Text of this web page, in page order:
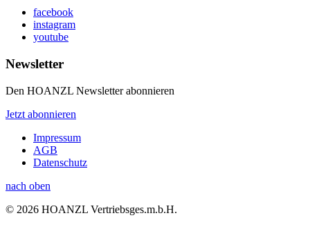
facebook
instagram
youtube
Newsletter
Den HOANZL Newsletter abonnieren
Jetzt abonnieren
Impressum
AGB
Datenschutz
nach oben
© 2026 HOANZL Vertriebsges.m.b.H.